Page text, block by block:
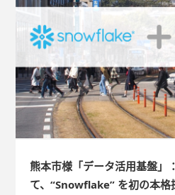
熊本市様「データ活用基盤」
て、“Snowflake” を初の本格